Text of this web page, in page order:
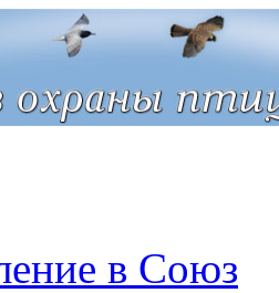
в Союз